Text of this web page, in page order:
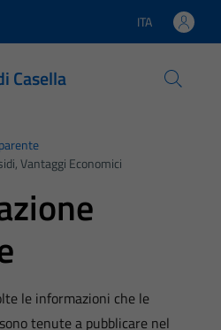
Lingua attiva:
ITA
Casella
Vantaggi Economici
le informazioni che le
tenute a pubblicare nel